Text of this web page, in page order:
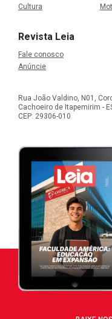
Cultura
Revista Leia
Fale conosco
Anúncie
Rua João Valdino, N01,
Cachoeiro de Itapemirim -
CEP: 29306-010